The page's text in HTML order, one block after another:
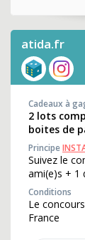
atida.fr
Cadeaux à
2 lots
boites de
Principe
Suivez le
ami(e)s + 1
Conditions
Le
France